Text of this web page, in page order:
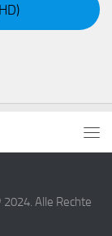
Alle Rechte